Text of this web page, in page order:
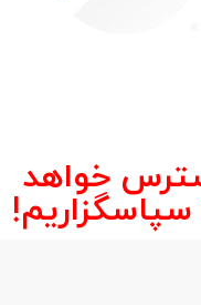
خواهد